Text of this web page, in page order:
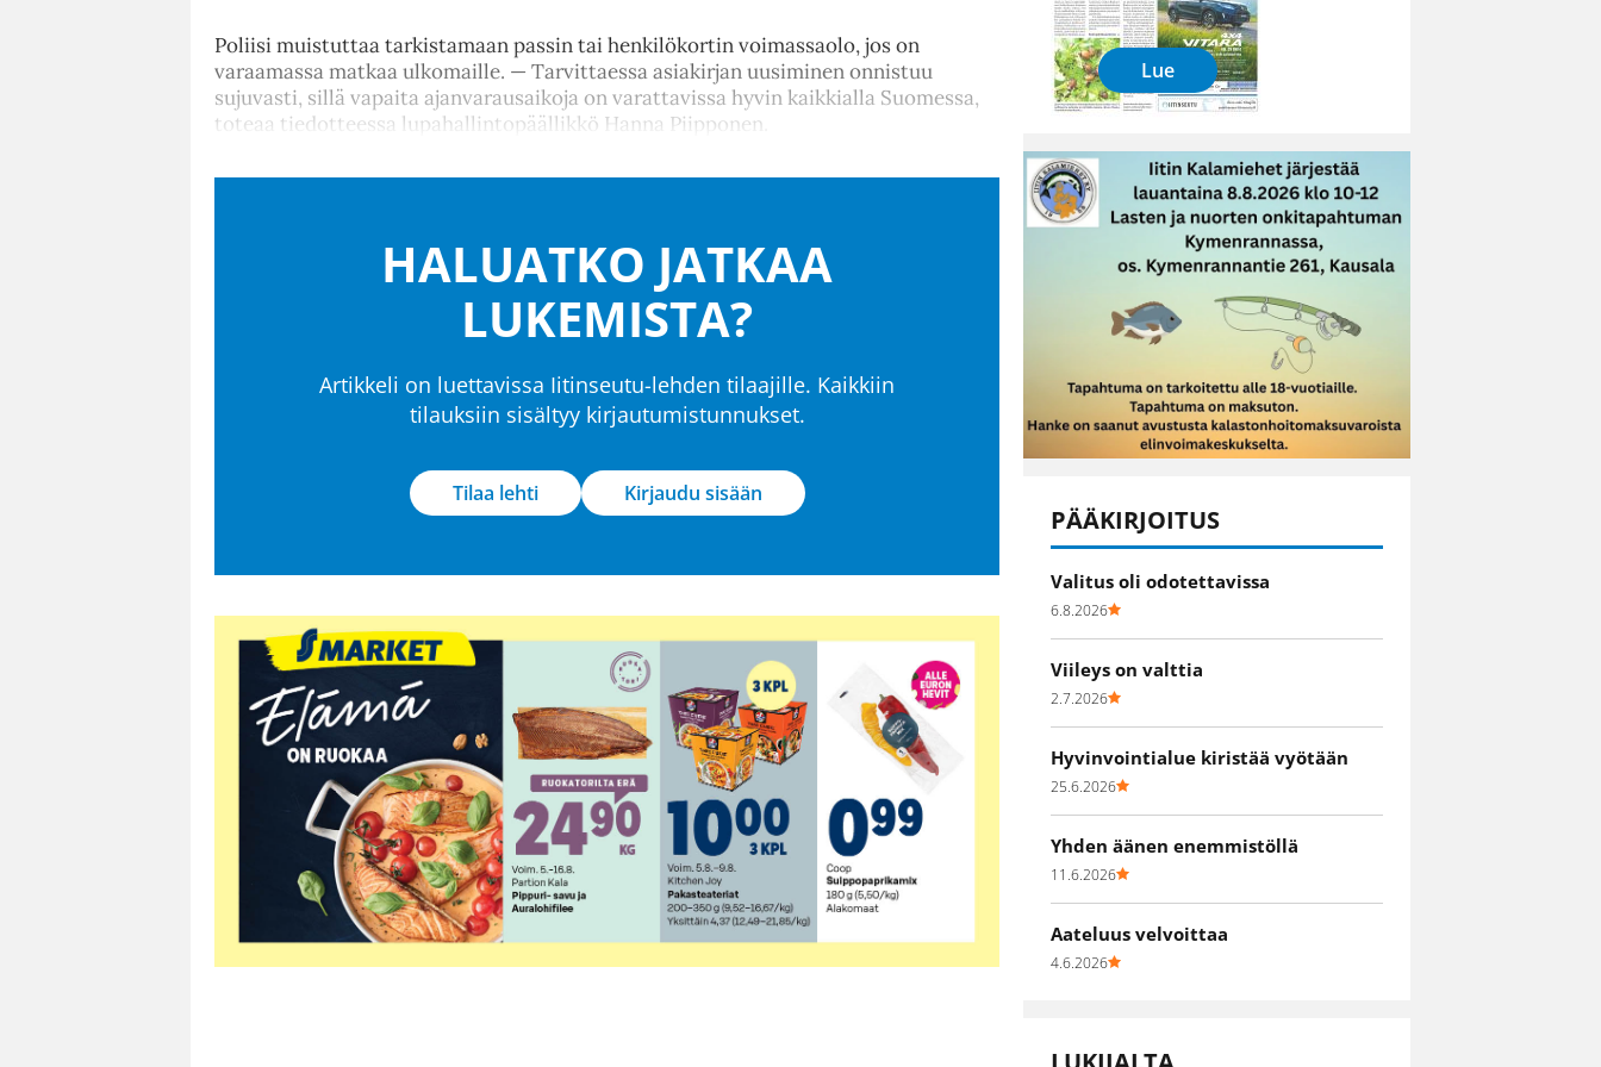
Poliisi muistuttaa tarkistamaan passin tai henkilökortin voimassaolo, jos on
varaamassa matkaa ulkomaille. — Tarvittaessa asiakirjan uusiminen onnistuu
sujuvasti, sillä vapaita ajanvarausaikoja on varattavissa hyvin kaikkialla Suomessa,
toteaa tiedotteessa lupahallintopäällikkö Hanna Piipponen.
HALUATKO JATKAA
LUKEMISTA?
Artikkeli on luettavissa Iitinseutu-lehden tilaajille. Kaikkiin
tilauksiin sisältyy kirjautumistunnukset.
Tilaa lehti Kirjaudu sisään
Lue
PÄÄKIRJOITUS
Valitus oli odotettavissa
6.8.2026
Viileys on valttia
2.7.2026
Hyvinvointialue kiristää vyötään
25.6.2026
Yhden äänen enemmistöllä
11.6.2026
Aateluus velvoittaa
4.6.2026